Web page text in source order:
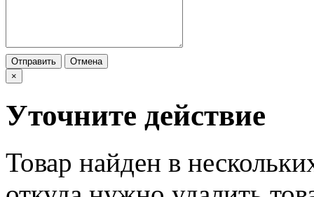
Отправить
Отмена
×
Уточните действие
Товар найден в